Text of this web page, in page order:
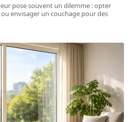
pose souvent un dilemme : opter
envisager un couchage pour des